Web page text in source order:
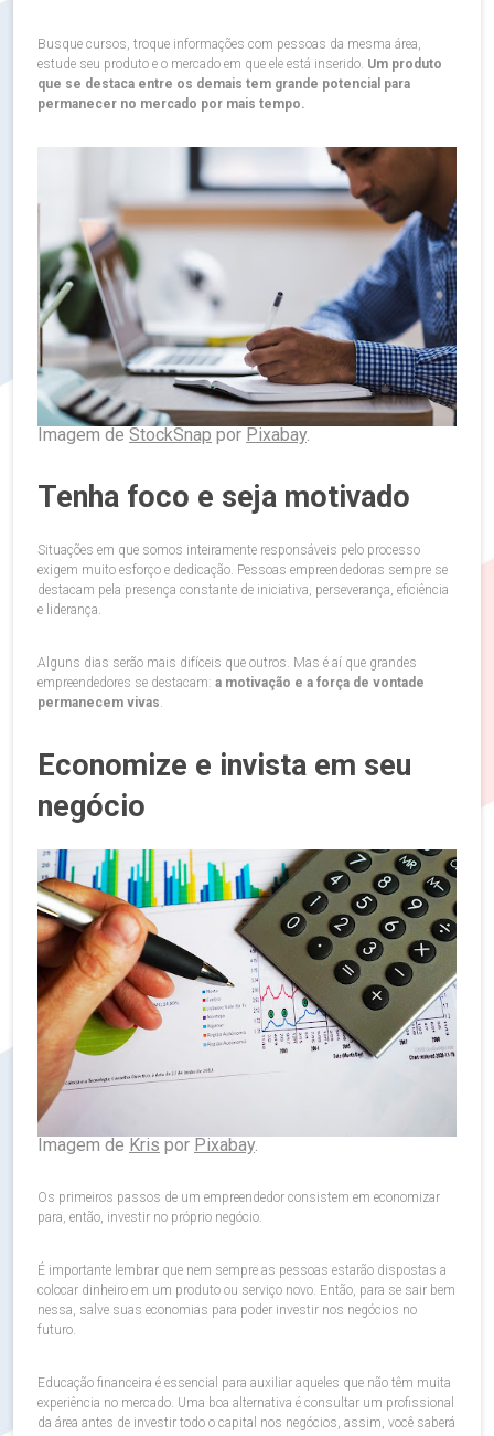
Busque cursos, troque informações com pessoas da mesma área,
estude seu produto e o mercado em que ele está inserido. Um produto
que se destaca entre os demais tem grande potencial para
permanecer no mercado por mais tempo.
Imagem de StockSnap por Pixabay.
Tenha foco e seja motivado
Situações em que somos inteiramente responsáveis pelo processo
exigem muito esforço e dedicação. Pessoas empreendedoras sempre se
destacam pela presença constante de iniciativa, perseverança, eficiência
e liderança.
Alguns dias serão mais difíceis que outros. Mas é aí que grandes
empreendedores se destacam: a motivação e a força de vontade
permanecem vivas.
Economize e invista em seu
negócio
Imagem de Kris por Pixabay.
Os primeiros passos de um empreendedor consistem em economizar
para, então, investir no próprio negócio.
É importante lembrar que nem sempre as pessoas estarão dispostas a
colocar dinheiro em um produto ou serviço novo. Então, para se sair bem
nessa, salve suas economias para poder investir nos negócios no
futuro.
Educação financeira é essencial para auxiliar aqueles que não têm muita
experiência no mercado. Uma boa alternativa é consultar um profissional
da área antes de investir todo o capital nos negócios, assim, você saberá